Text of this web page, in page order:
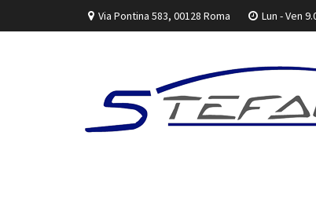
Via Pontina 583, 00128 Roma Lun - Ven